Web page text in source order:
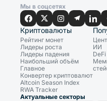
Мы в соцсетях
Криптовалюты
Рейтинг монет
Лидеры роста
Лидеры падения
Наибольший объём
Главное
Конвертер криптовалют
Altcoin Season Index
RWA Tracker
ИИ
DeFi
Актуальные секторы